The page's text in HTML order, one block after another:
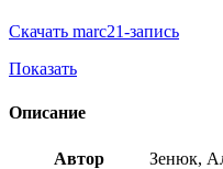
Скачать marc21-запись
Показать
Описание
Автор Зенюк,